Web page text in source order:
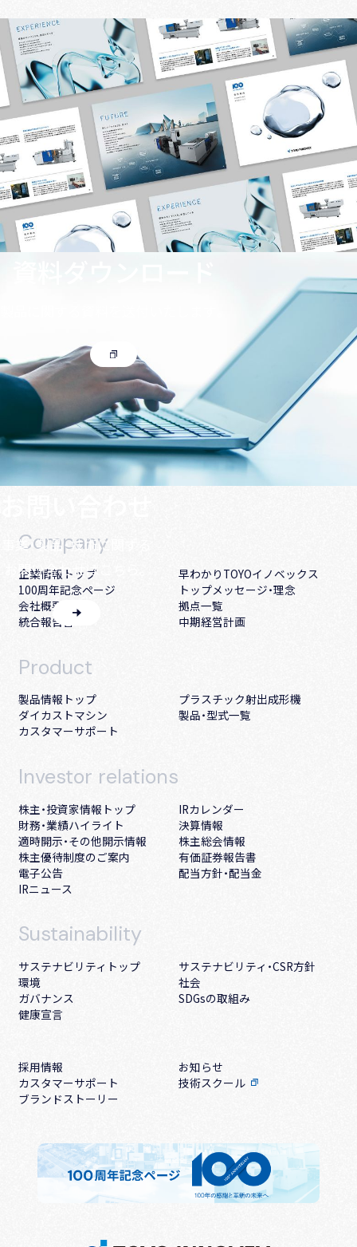
事業・製品・技術に関する
お問い合わせはこちら。
Company
企業情報トップ
早わかりTOYOイノベックス
100周年記念ページ
トップメッセージ・理念
会社概要・沿革
拠点一覧
統合報告書
中期経営計画
Product
製品情報トップ
プラスチック射出成形機
ダイカストマシン
製品・型式一覧
カスタマーサポート
Investor relations
株主・投資家情報トップ
IRカレンダー
財務・業績ハイライト
決算情報
適時開示・その他開示情報
株主総会情報
株主優待制度のご案内
有価証券報告書
電子公告
配当方針・配当金
IRニュース
Sustainability
サステナビリティトップ
サステナビリティ・CSR方針
環境
社会
ガバナンス
SDGsの取組み
健康宣言
採用情報
お知らせ
カスタマーサポート
技術スクール
ブランドストーリー